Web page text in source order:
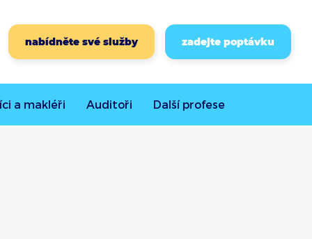
nabídněte své služby zadejte poptávku
a makléři Auditoři Dalšíprofese